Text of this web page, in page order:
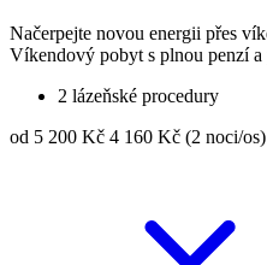
Načerpejte novou energii přes
Víkendový pobyt s plnou penzí a
2 lázeňské procedury
od 5 200 Kč 4 160 Kč (2 noci/os)